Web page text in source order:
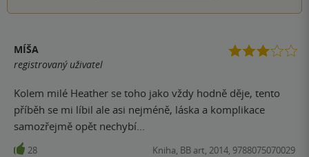
MÍŠA
registrovaný uživatel
Kolem milé Heather se toho jako vždy hodně děje, tento
příběh se mi líbil ale asi nejméně, láska a komplikace
samozřejmě opět nechybí...
28 Kniha, BB art, 2014, 9788075070029